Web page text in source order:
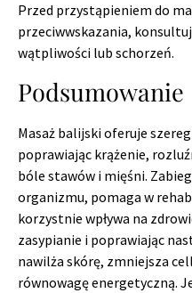
Przed przystąpieniem do
przeciwwskazania,
wątpliwości lub schorzeń.
Podsumowanie
Masaż balijski oferuje szereg
poprawiając krążenie,
bóle stawów i mięśni.
organizmu, pomaga w
korzystnie wpływa na
zasypianie i poprawiając
nawilża skórę, zmniejsza
równowagę energetyczną.